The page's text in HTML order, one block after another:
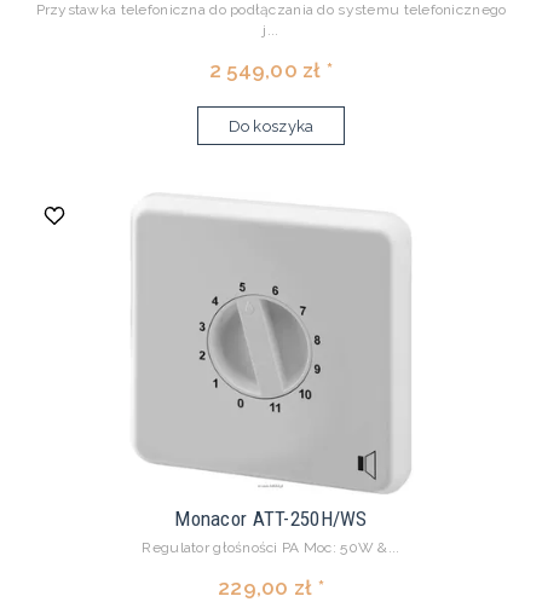
Przystawka telefoniczna do podłączania do systemu telefonicznego
j...
2 549,00 zł *
Do koszyka
Monacor ATT-250H/WS
Regulator głośności PA Moc: 50W &...
229,00 zł *